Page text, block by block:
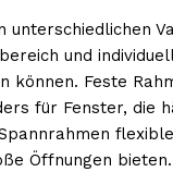
unterschiedlichen
und
können. Feste
für Fenster, die
Öffnungen